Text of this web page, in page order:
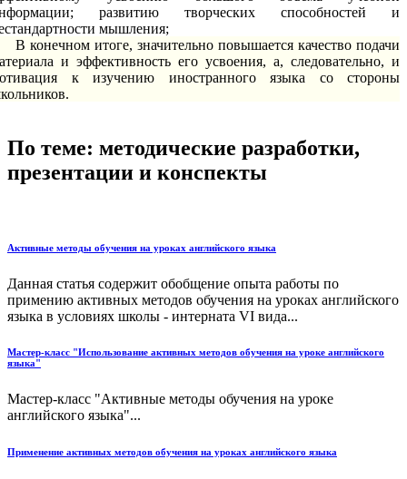
развитию творческих способностей и
мышления;
В конечном итоге, значительно повышается качество подачи
и эффективность его усвоения, а, следовательно, и
к изучению иностранного языка со стороны
По теме: методические разработки,
презентации и конспекты
Активные методы обучения на уроках английского языка
Данная статья содержит обобщение опыта работы по
примению активных методов обучения на уроках английского
языка в условиях школы - интерната VI вида...
Мастер-класс "Использование активных методов обучения на уроке английского
языка"
Мастер-класс "Активные методы обучения на уроке
английского языка"...
Применение активных методов обучения на уроках английского языка